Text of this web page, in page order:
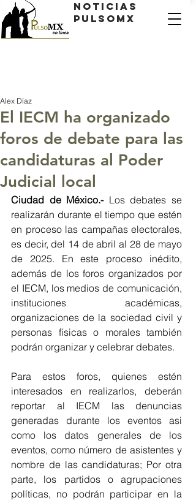
Noticias
PulsoMX
El IECM ha organizado
foros de debate para las
candidaturas al Poder
Judicial local
Alex Díaz
Ciudad de México.- Los debates se
realizarán durante el tiempo que estén
en proceso las campañas electorales,
es decir, del 14 de abril al 28 de mayo
de 2025. En este proceso inédito,
además de los foros organizados por
el IECM, los medios de comunicación,
instituciones académicas,
organizaciones de la sociedad civil y
personas físicas o morales también
podrán organizar y celebrar debates.
Para estos foros, quienes estén
interesados en realizarlos, deberán
reportar al IECM las denuncias
generadas durante los eventos asi
como los datos generales de los
eventos, como número de asistentes y
nombre de las candidaturas; Por otra
parte, los partidos o agrupaciones
políticas, no podrán participar en la